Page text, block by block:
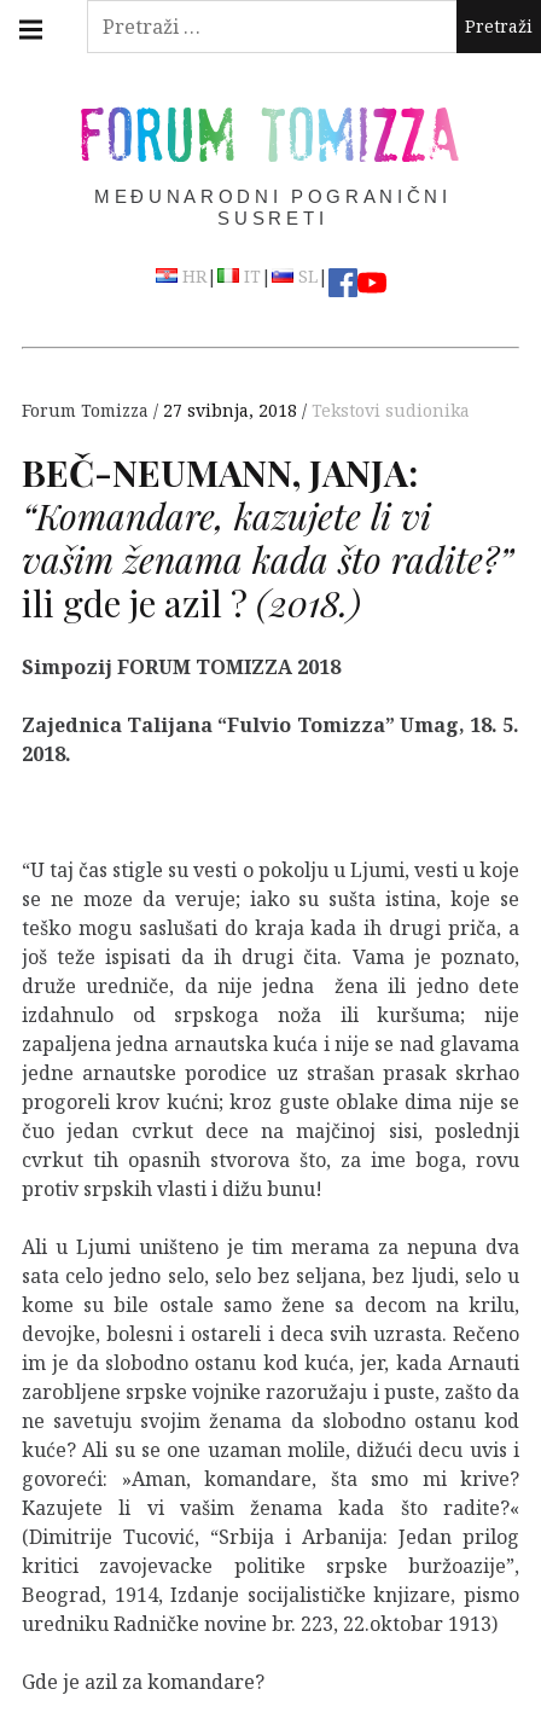
Pretraži:
Skip
FORUM TOMIZZA
MEĐUNARODNI POGRANIČNI
SUSRETI
HR| IT | SL|
navigation
Forum Tomizza 27 svibnja, 2018 Tekstovi sudionika
BEČ-NEUMANN, JANJA:
“Komandare, kazujete li vi
vašim ženama kada što radite?”
ili gde je azil ? (2018.)
Simpozij FORUM TOMIZZA 2018
Zajednica Talijana “Fulvio Tomizza” Umag, 18. 5.
2018.
“U taj čas stigle su vesti o pokolju u Ljumi, vesti u koje
se ne moze da veruje; iako su sušta istina, koje se
teško mogu saslušati do kraja kada ih drugi priča, a
još teže ispisati da ih drugi čita. Vama je poznato,
druže uredniče, da nije jedna žena ili jedno dete
izdahnulo od srpskoga noža ili kuršuma; nije
zapaljena jedna arnautska kuća i nije se nad glavama
jedne arnautske porodice uz strašan prasak skrhao
progoreli krov kućni; kroz guste oblake dima nije se
čuo jedan cvrkut dece na majčinoj sisi, poslednji
cvrkut tih opasnih stvorova što, za ime boga, rovu
protiv srpskih vlasti i dižu bunu!
Ali u Ljumi uništeno je tim merama za nepuna dva
sata celo jedno selo, selo bez seljana, bez ljudi, selo u
kome su bile ostale samo žene sa decom na krilu,
devojke, bolesni i ostareli i deca svih uzrasta. Rečeno
im je da slobodno ostanu kod kuća, jer, kada Arnauti
zarobljene srpske vojnike razoružaju i puste, zašto da
ne savetuju svojim ženama da slobodno ostanu kod
kuće? Ali su se one uzaman molile, dižući decu uvis i
govoreći: »Aman, komandare, šta smo mi krive?
Kazujete li vi vašim ženama kada što radite?«
(Dimitrije Tucović, “Srbija i Arbanija: Jedan prilog
kritici zavojevacke politike srpske buržoazije”,
Beograd, 1914, Izdanje socijalističke knjizare, pismo
uredniku Radničke novine br. 223, 22.oktobar 1913)
Gde je azil za komandare?